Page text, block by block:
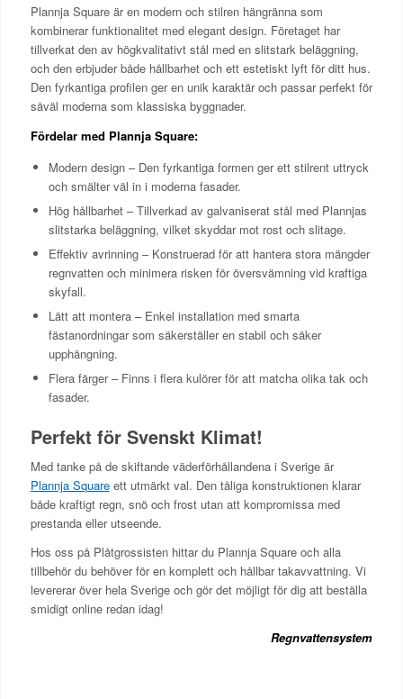
Plannja Square är en modern och stilren hängränna som
kombinerar funktionalitet med elegant design. Företaget har
tillverkat den av högkvalitativt stål med en slitstark beläggning,
och den erbjuder både hållbarhet och ett estetiskt lyft för ditt hus.
Den fyrkantiga profilen ger en unik karaktär och passar perfekt för
såväl moderna som klassiska byggnader.
Fördelar med Plannja Square:
Modern design – Den fyrkantiga formen ger ett stilrent uttryck
och smälter väl in i moderna fasader.
Hög hållbarhet – Tillverkad av galvaniserat stål med Plannjas
slitstarka beläggning, vilket skyddar mot rost och slitage.
Effektiv avrinning – Konstruerad för att hantera stora mängder
regnvatten och minimera risken för översvämning vid kraftiga
skyfall.
Lätt att montera – Enkel installation med smarta
fästanordningar som säkerställer en stabil och säker
upphängning.
Flera färger – Finns i flera kulörer för att matcha olika tak och
fasader.
Perfekt för Svenskt Klimat!
Med tanke på de skiftande väderförhållandena i Sverige är
Plannja Squareett utmärkt val. Den tåliga konstruktionen klarar
både kraftigt regn, snö och frost utan att kompromissa med
prestanda eller utseende.
Hos oss på Plåtgrossisten hittar du Plannja Square och alla
tillbehör du behöver för en komplett och hållbar takavvattning. Vi
levererar över hela Sverige och gör det möjligt för dig att beställa
smidigt online redan idag!
Regnvattensystem